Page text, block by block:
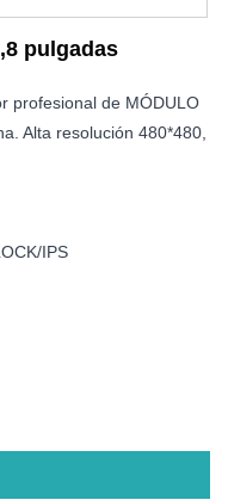
pulgadas
profesional de MÓDULO
Alta resolución 480*480,
IPS